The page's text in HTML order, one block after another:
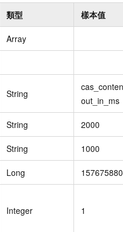
類型 樣本值
Array
String
out_in_ms
String 2000
String 1000
Long
Integer 1